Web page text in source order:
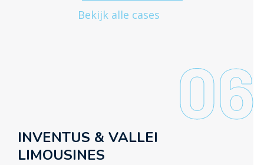
Bekijk alle cases
06
INVENTUS & VALLEI
LIMOUSINES